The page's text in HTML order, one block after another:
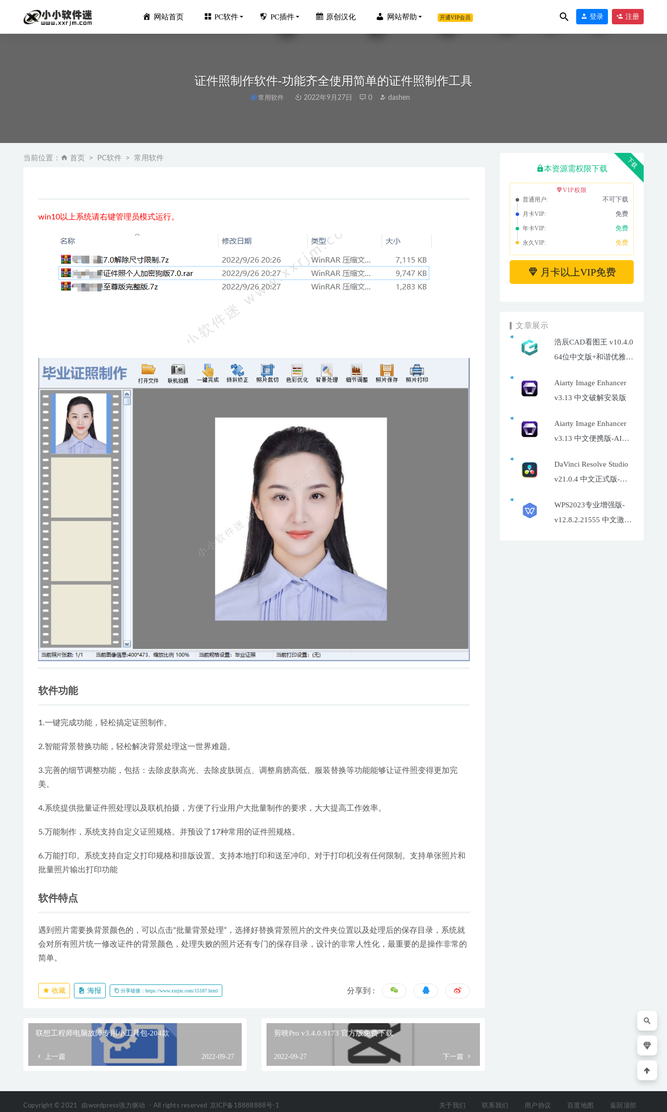
网站首页 PC软件 PC插件 原创汉化 网站帮助 开通VIP会员 登录 注册
证件照制作软件-功能齐全使用简单的证件照制作工具
常用软件 2022年9月27日 0 dashen
当前位置： 首页 PC软件 常用软件
win10以上系统请右键管理员模式运行。
软件功能
1.一键完成功能，轻松搞定证照制作。
2.智能背景替换功能，轻松解决背景处理这一世界难题。
3.完善的细节调整功能，包括：去除皮肤高光、去除皮肤斑点、调整肩膀高低、服装替换等功能能够让证件照变得更加完
美。
4.系统提供批量证件照处理以及联机拍摄，方便了行业用户大批量制作的要求，大大提高工作效率。
5.万能制作，系统支持自定义证照规格。并预设了17种常用的证件照规格。
6.万能打印。系统支持自定义打印规格和排版设置。支持本地打印和送至冲印。对于打印机没有任何限制。支持单张照片和
批量照片输出打印功能
软件特点
遇到照片需要换背景颜色的，可以点击“批量背景处理”，选择好替换背景照片的文件夹位置以及处理后的保存目录，系统就
会对所有照片统一修改证件的背景颜色，处理失败的照片还有专门的保存目录，设计的非常人性化，最重要的是操作非常的
简单。
收藏 海报 分享链接：https://www.xxrjm.com/15187.html 分享到 :
联想工程师电脑故障专用小工具包-204款
上一篇 2022-09-27
剪映Pro v3.4.0.9173 官方版免费下载
2022-09-27 下一篇
下载
本资源需权限下载
VIP权限
普通用户:
不可下载
月卡VIP: 免费
年卡VIP: 免费
永久VIP: 免费
月卡以上VIP免费
文章展示
浩辰CAD看图王 v10.4.0
64位中文版+和谐优雅补
Aiarty Image Enhancer
v3.13 中文破解安装版
Aiarty Image Enhancer
v3.13 中文便携版-AI照
DaVinci Resolve Studio
v21.0.4 中文正式版-达
WPS2023专业增强版-
v12.8.2.21555 中文激活
Copyright © 2021 由wordpress强力驱动 - All rights reserved 京ICP备18888888号-1 关于我们 联系我们 用户协议 百度地图 返回顶部